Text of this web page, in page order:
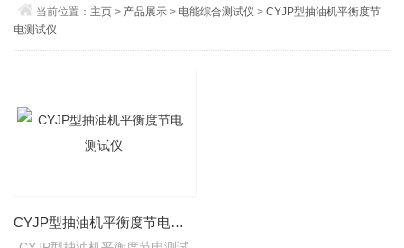
当前位置： 主页 > 产品展示 > 电能综合测试仪 >CYJP型抽油机平衡度节
电测试仪
CYJP型抽油机平衡度节电测试仪